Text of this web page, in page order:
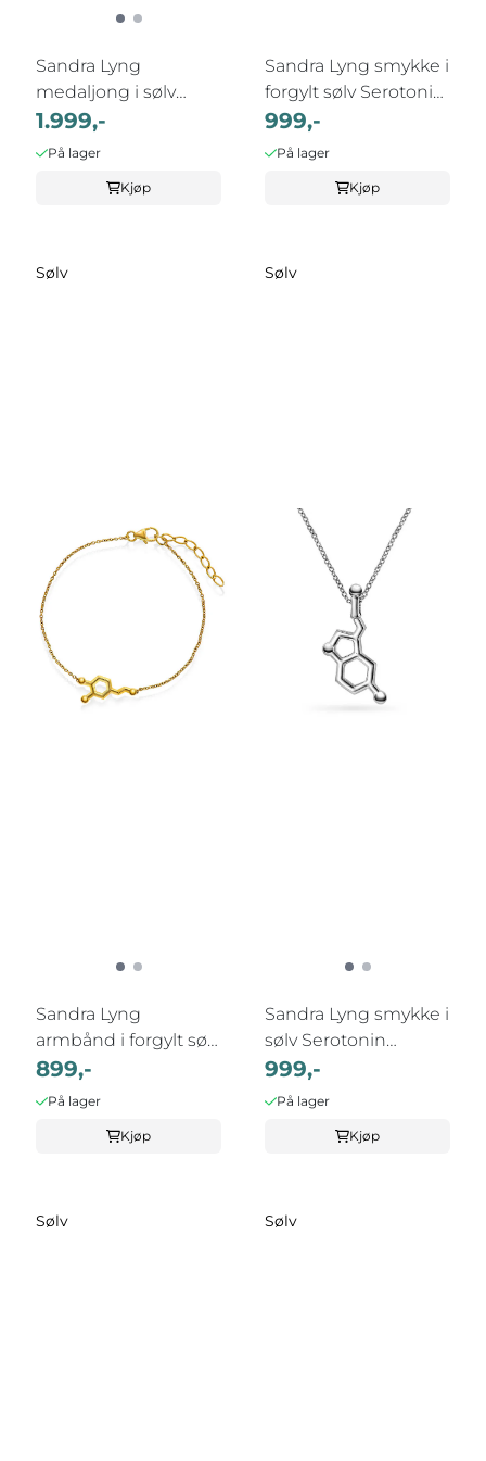
Sandra Lyng
medaljong i sølv
'Godt nok er ...
1.999,-
På lager
Kjøp
Sandra Lyng smykke i
forgylt sølv Serotonin
...
999,-
På lager
Kjøp
Sølv
Sandra Lyng
armbånd i forgylt sølv
Dopamin ...
899,-
På lager
Kjøp
Sølv
Sandra Lyng smykke i
sølv Serotonin
GLEDE, ...
999,-
På lager
Kjøp
Sølv Sølv